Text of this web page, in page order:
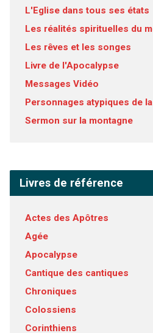
L'Eglise dans tous ses états
Les réalités spirituelles du
Les rêves et les songes
Livre de l'Apocalypse
Messages Vidéo
Personnages atypiques de
Sermon sur la montagne
Livres de référence
Actes des Apôtres
Agée
Apocalypse
Cantique des cantiques
Chroniques
Colossiens
Corinthiens